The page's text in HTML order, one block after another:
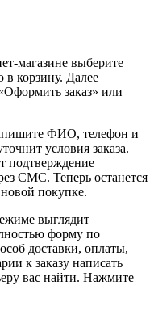
магазине выберите
в корзину. Далее
заказ» или
ФИО, телефон и
условия заказа.
подтверждение
СМС. Теперь останется
новой покупке.
выглядит
форму по
доставки, оплаты,
к заказу написать
вас найти. Нажмите